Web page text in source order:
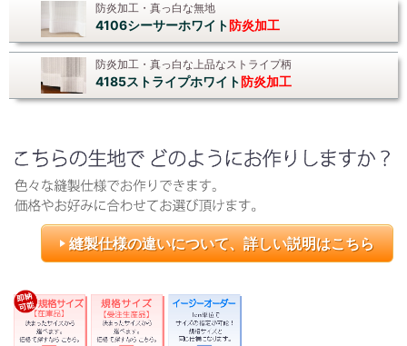
防炎加工・真っ白な無地
4106シーサーホワイト防炎加工
防炎加工・真っ白な上品なストライプ柄
4185ストライプホワイト防炎加工
縫製仕様の違いについて、詳しい説明はこちら